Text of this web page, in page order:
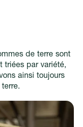
de terre sont
triées par variété,
ainsi toujours